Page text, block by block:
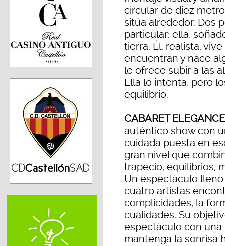
circular de diez
sitúa alrededor. Dos
particular: ella,
tierra. Él, realista,
encuentran y nace
le ofrece subir a las
Ella lo intenta, pero
equilibrio.
CABARET ELEGANCE
auténtico show con
cuidada puesta en
gran nivel que
trapecio, equilibrios,
Un espectáculo
cuatro artistas
complicidades, la
cualidades. Su
espectáculo con una
mantenga la sonrisa